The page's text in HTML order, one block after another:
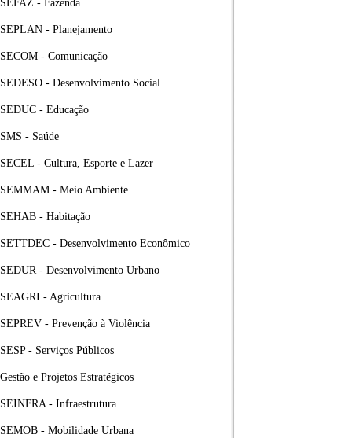
SEFAZ - Fazenda
SEPLAN - Planejamento
SECOM - Comunicação
SEDESO - Desenvolvimento Social
SEDUC - Educação
SMS - Saúde
SECEL - Cultura, Esporte e Lazer
SEMMAM - Meio Ambiente
SEHAB - Habitação
SETTDEC - Desenvolvimento Econômico
SEDUR - Desenvolvimento Urbano
SEAGRI - Agricultura
SEPREV - Prevenção à Violência
SESP - Serviços Públicos
Gestão e Projetos Estratégicos
SEINFRA - Infraestrutura
SEMOB - Mobilidade Urbana